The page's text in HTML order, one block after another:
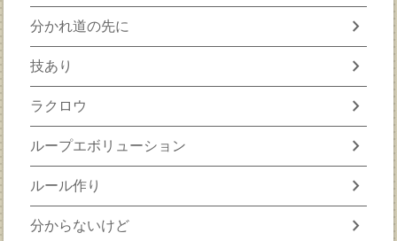
分かれ道の先に chevron_right
技あり chevron_right
ラクロウ chevron_right
ループエボリューション chevron_right
ルール作り chevron_right
分からないけど chevron_right